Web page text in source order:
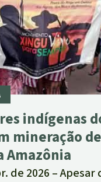
indígenas
mineração
Amazônia
de 2026
Apesar